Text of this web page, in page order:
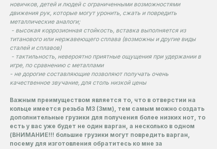
новичков, детей и людей с ограниченными возможностями
движения рук, которые могут уронить, сжать и повредить
металлические аналоги;
- высокая коррозионная стойкость, вставка выполняется из
титанового или нержавеющего сплава (возможны и другие виды
сталей и сплавов)
- тактильность, невероятно приятные ощущения при удержании в
игре, по сравнению с металлами
- не дорогие составляющие позволяют получать очень
качественное звучание, для столь низкой цены
Важным преимуществом является то, что в отверстии на
кольце имеется резьба М3 (3мм), тем самым можно создать
дополнительные грузики для получения более низких нот, то
есть у вас уже будет не один варган, а несколько в одном
(ВНИМАНИЕ!!! большие грузики могут повредить варган,
посему для изготовления обратитесь ко мне за